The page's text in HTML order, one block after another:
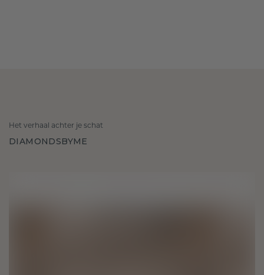
Het verhaal achter je schat
DIAMONDSBYME